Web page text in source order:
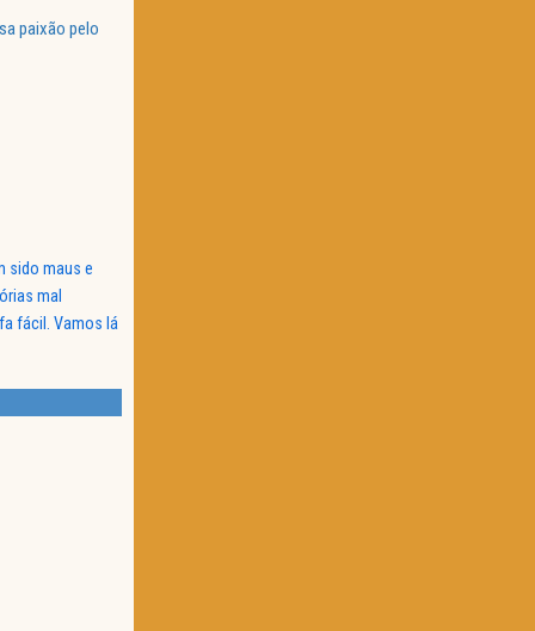
paixão pelo
sido maus e
mal
fácil. Vamos lá